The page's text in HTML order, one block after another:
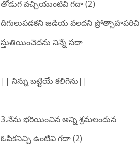
తోడుగ వచ్చియుంటివి గదా (2)
దిగులుపడకని జడియ వలదని
స్తుతియించెదను నిన్నే సదా
|| నిన్ను బట్టియే కలిగెను||
3.నేను భరియించిన అన్ని శ్రమలందున
ఓపికనిచ్చి ఉంటివి గదా (2)